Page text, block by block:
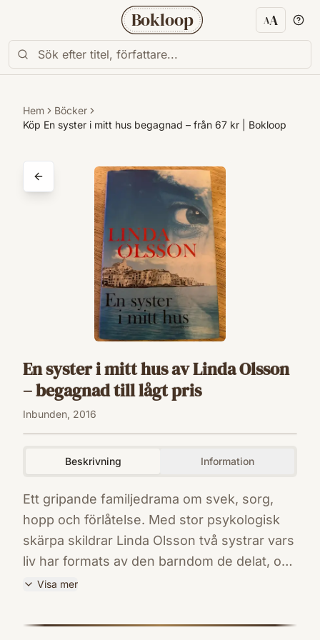
Bokloop AA
Hem
Böcker
Köp En syster i mitt hus begagnad – från 67 kr | Bokloop
En syster i mitt hus av Linda Olsson
– begagnad till lågt pris
Inbunden, 2016
Beskrivning Information
Ett gripande familjedrama om svek, sorg,
hopp och förlåtelse. Med stor psykologisk
skärpa skildrar Linda Olsson två systrar vars
liv har formats av den barndom de delat, och
ändå inte delat. I ett stort hus på Costa
utpost innan de försvinner ner i Medelhavet,
Visa mer
9789173377263